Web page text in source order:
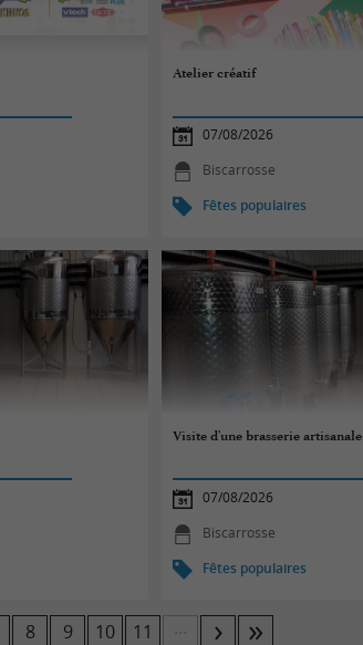
Atelier créatif
07/08/2026
Biscarrosse
Fêtes populaires
Visite d'une brasserie artisanale
07/08/2026
Biscarrosse
Fêtes populaires
8 9 10 11